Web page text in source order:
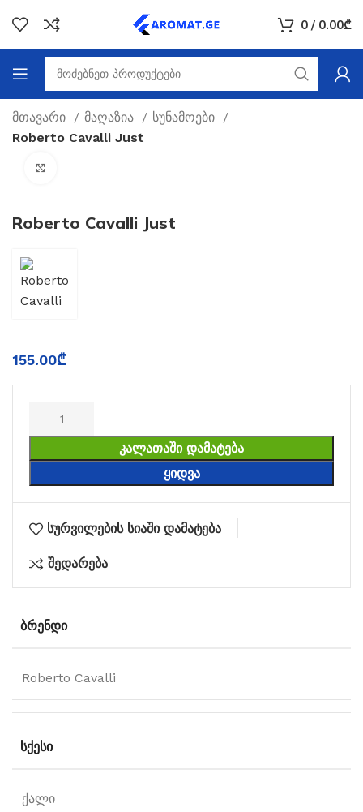
0 / 0.00₾
მთავარი მაღაზია
სუნამოები
Roberto Cavalli Just
Roberto Cavalli Just
155.00₾
ᲙᲐᲚᲐᲗᲐᲨᲘ ᲓᲐᲛᲐᲢᲔᲑᲐ
ᲧᲘᲓᲕᲐ
სურვილების სიაში დამატება
შედარება
ᲑᲠᲔᲜᲓᲘ
Roberto Cavalli
ᲡᲥᲔᲡᲘ
ქალი